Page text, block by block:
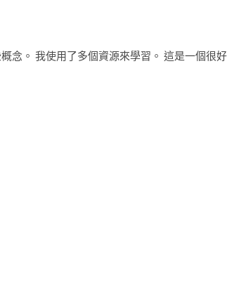
念。 我使用了多個資源來學習。 這是一個很